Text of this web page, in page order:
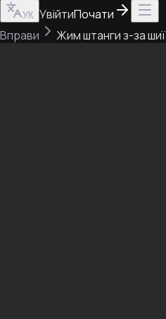
УК УвійтиПочати
Вправи
Жим штанги з-за шиї